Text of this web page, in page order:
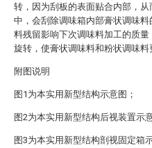
转，因为刮板的表面贴合内部，
中，会刮除调味箱内部膏状调味
料残留影响下次调味料加工的质
旋转，使膏状调味料和粉状调味料
附图说明
图1为本实用新型结构示意图；
图2为本实用新型结构后视装置示
图3为本实用新型结构剖视固定箱